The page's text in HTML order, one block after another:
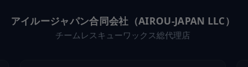
アイルージャパン合同会社（AIROU-JAPAN LLC）
チームレスキューワックス総代理店